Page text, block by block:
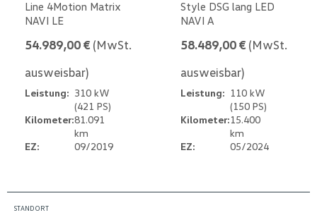
Line 4Motion Matrix
NAVI LE
54.989,00 € (MwSt.
ausweisbar)
Leistung: 310 kW
(421 PS)
Kilometer:81.091
km
EZ:
09/2019
Style DSG lang LED
NAVI A
58.489,00 € (MwSt.
ausweisbar)
Leistung: 110 kW
(150 PS)
Kilometer:15.400
km
EZ:
05/2024
STANDORT